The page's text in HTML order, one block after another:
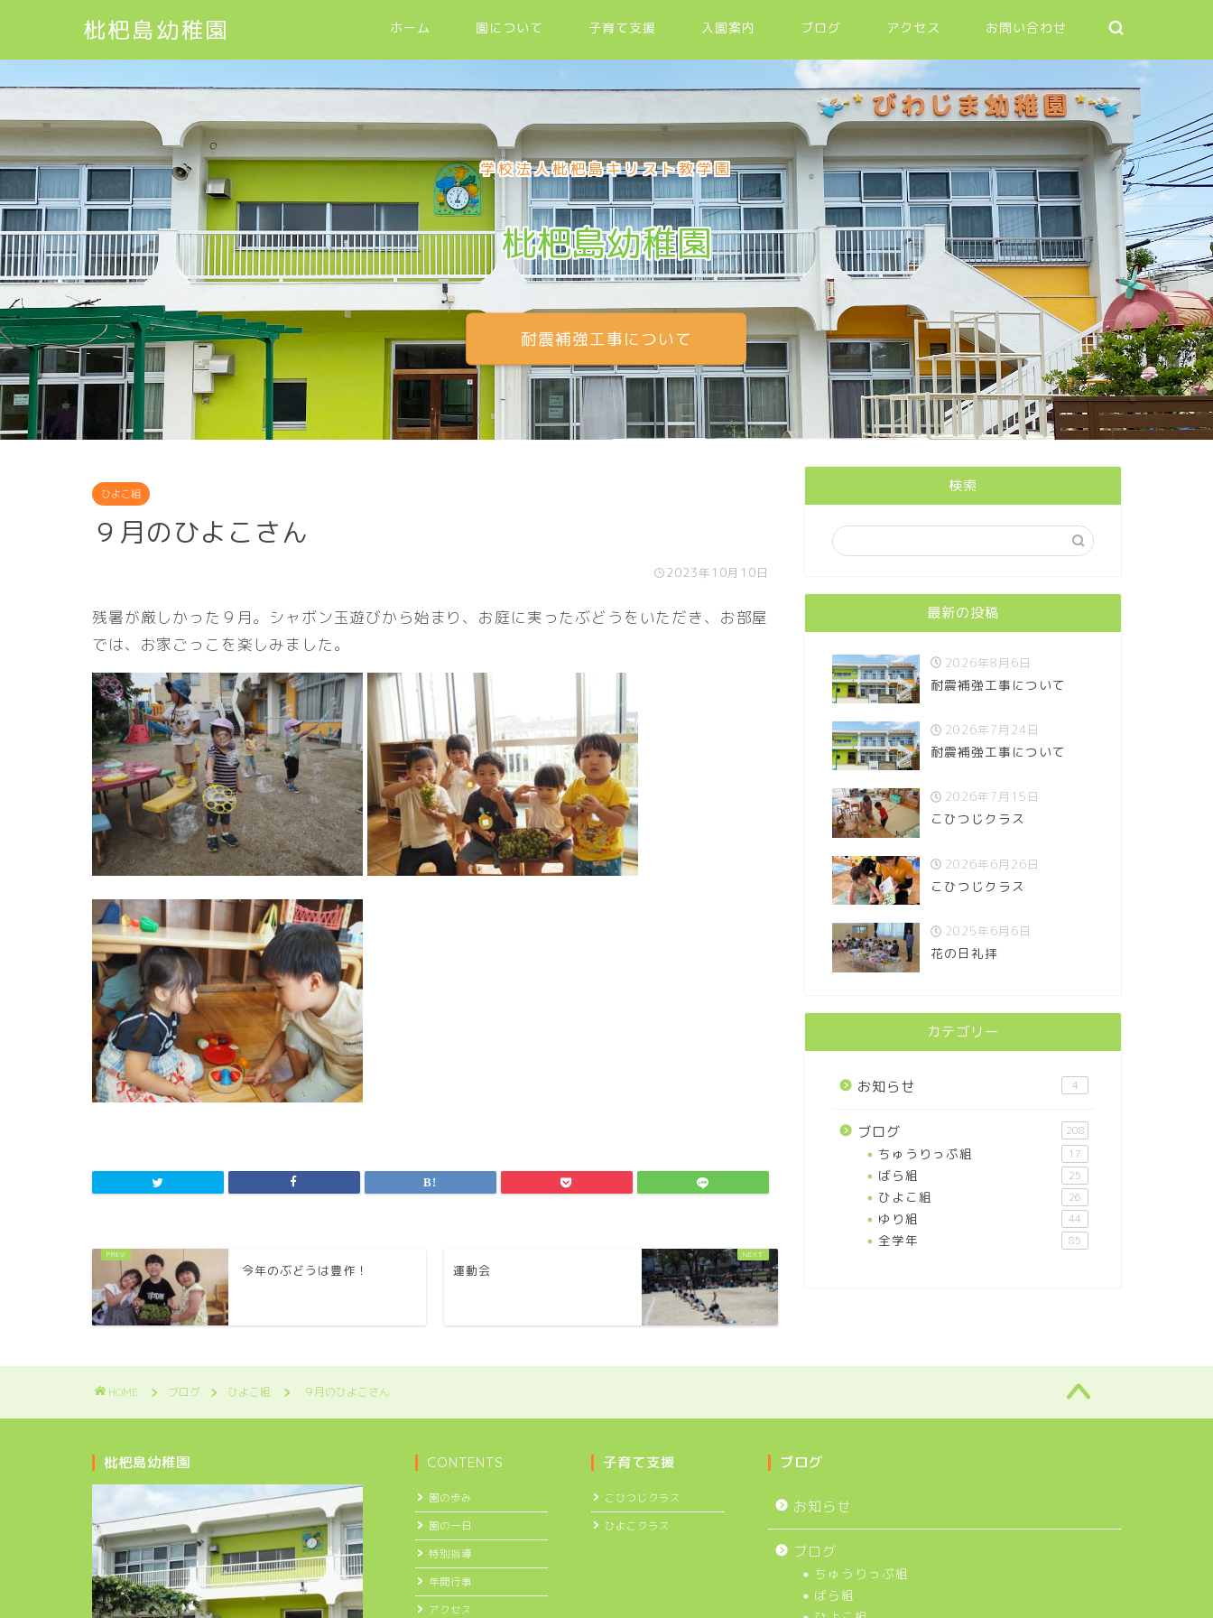
枇杷島幼稚園 ホーム 園について 子育て支援 入園案内 ブログ アクセス お問い合わせ
学校法人枇杷島キリスト教学園
枇杷島幼稚園
耐震補強工事について
ひよこ組
９月のひよこさん
2023年10月10日
残暑が厳しかった９月。シャボン玉遊びから始まり、お庭に実ったぶどうをいただき、お部屋
では、お家ごっこを楽しみました。
今年のぶどうは豊作！ 運動会
検索
最新の投稿
2026年8月6日
耐震補強工事について
2026年7月24日
耐震補強工事について
2026年7月15日
こひつじクラス
2026年6月26日
こひつじクラス
2025年6月6日
花の日礼拝
カテゴリー
お知らせ 4
ブログ 208
ちゅうりっぷ組 17
ばら組 25
ひよこ組 26
ゆり組 44
全学年 85
HOME ブログ ひよこ組 ９月のひよこさん
枇杷島幼稚園 CONTENTS
園の歩み
園の一日
特別指導
年間行事
アクセス
子育て支援
こひつじクラス
ひよこクラス
ブログ
お知らせ
ブログ
ちゅうりっぷ組
ばら組